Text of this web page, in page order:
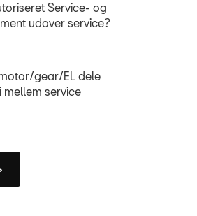
Service- og
udover service?
gear/EL dele
service